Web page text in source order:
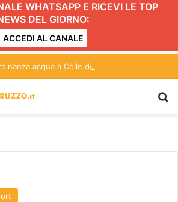
WHATSAPP E RICEVI LE TOP
DEL GIORNO:
ACCEDI AL CANALE
acqua a Colle dell’Ara